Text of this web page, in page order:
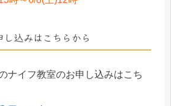
込みはこちらから
ナイフ教室のお申し込みはこち